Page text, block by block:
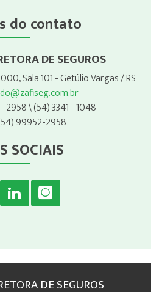
do contato
DE SEGUROS
Sala 101 - Getúlio Vargas / RS
2958\ (54) 3341 - 1048
99952-2958
SOCIAIS
DE SEGUROS